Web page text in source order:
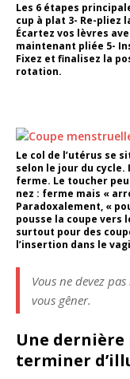
Les 6 étapes
cup à plat 3- Re-pliez
Écartez vos lèvres
maintenant pliée 5-
Fixez et finalisez la
rotation.
Le col de l’utérus se
selon le jour du
ferme. Le toucher
nez : ferme mais «
Paradoxalement, «
pousse la coupe vers
surtout pour des
l’insertion dans le
Vous ne devez
vous gêner.
Une
terminer